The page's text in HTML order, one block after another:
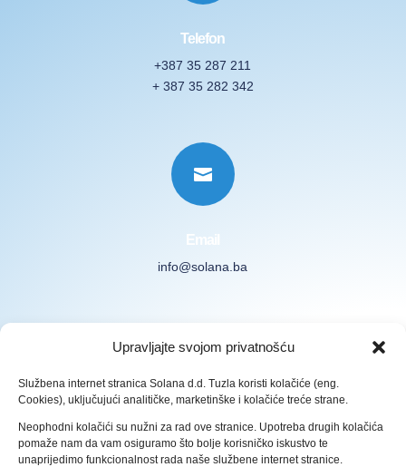
Upravljajte svojom privatnošću
Službena internet stranica Solana d.d. Tuzla koristi kolačiće (eng.
Cookies), uključujući analitičke, marketinške i kolačiće treće strane.
Neophodni kolačići su nužni za rad ove stranice. Upotreba drugih kolačića
pomaže nam da vam osiguramo što bolje korisničko iskustvo te
unaprijedimo funkcionalnost rada naše službene internet stranice.
Telefon
+387 35 287 211
+ 387 35 282 342

Email
info@solana.ba
Prijava